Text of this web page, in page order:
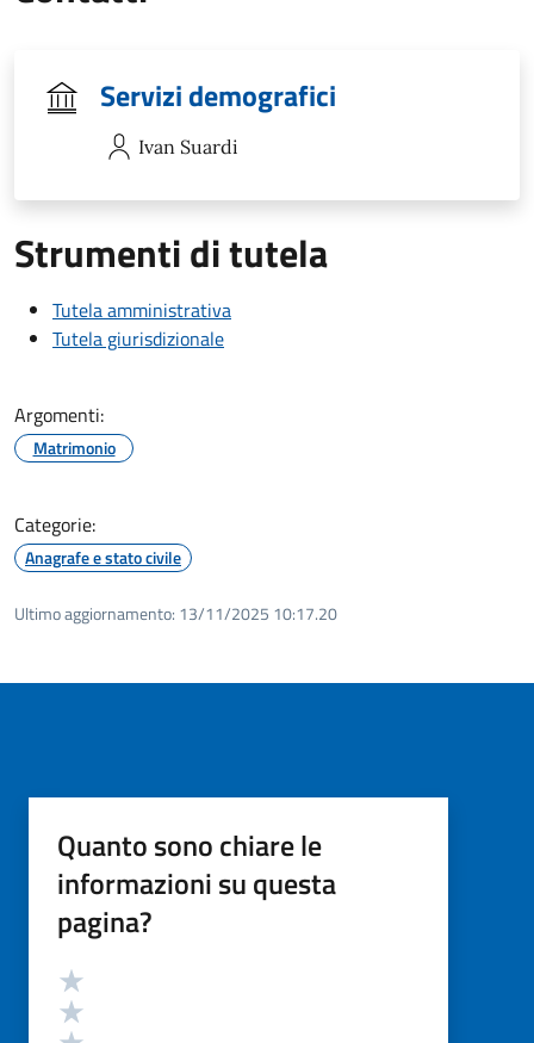
Servizi demografici
Ivan Suardi
Strumenti di tutela
Tutela amministrativa
Tutela giurisdizionale
Argomenti:
Matrimonio
Categorie:
Anagrafe e stato civile
Ultimo aggiornamento: 13/11/2025 10:17.20
Quanto sono chiare le
informazioni su questa
pagina?
Valutazione